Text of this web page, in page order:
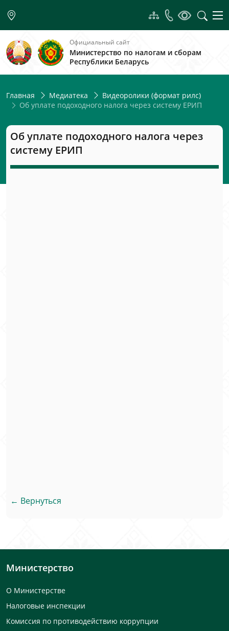
Официальный сайт
Министерство по налогам и сборам
Республики Беларусь
Главная Медиатека
Видеоролики (формат рилс)
Об уплате подоходного налога через систему ЕРИП
Об уплате подоходного налога через
систему ЕРИП
← Вернуться
Министерство
О Министерстве
Налоговые инспекции
Комиссия по противодействию коррупции